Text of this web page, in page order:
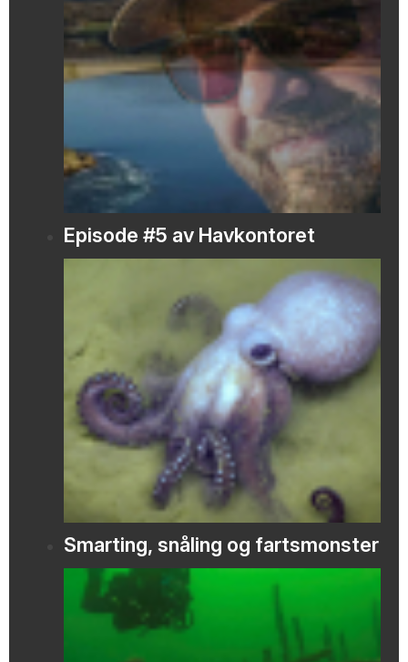
Episode #5 av Havkontoret
Smarting, snåling og fartsmonster